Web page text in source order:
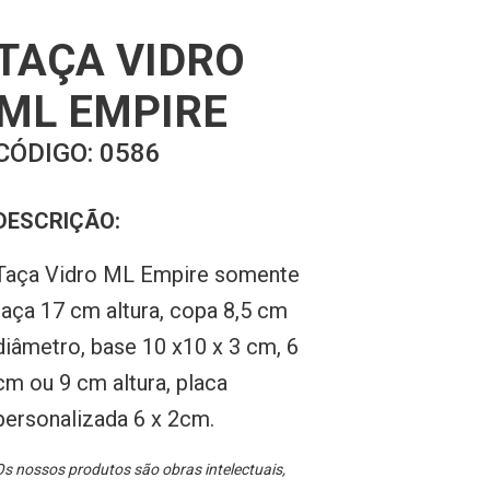
VIDRO
EMPIRE
0586
Vidro ML Empire somente
17 cm altura, copa 8,5 cm
base 10 x10 x 3 cm, 6
ou 9 cm altura, placa
6 x 2cm.
nossos produtos são obras intelectuais,